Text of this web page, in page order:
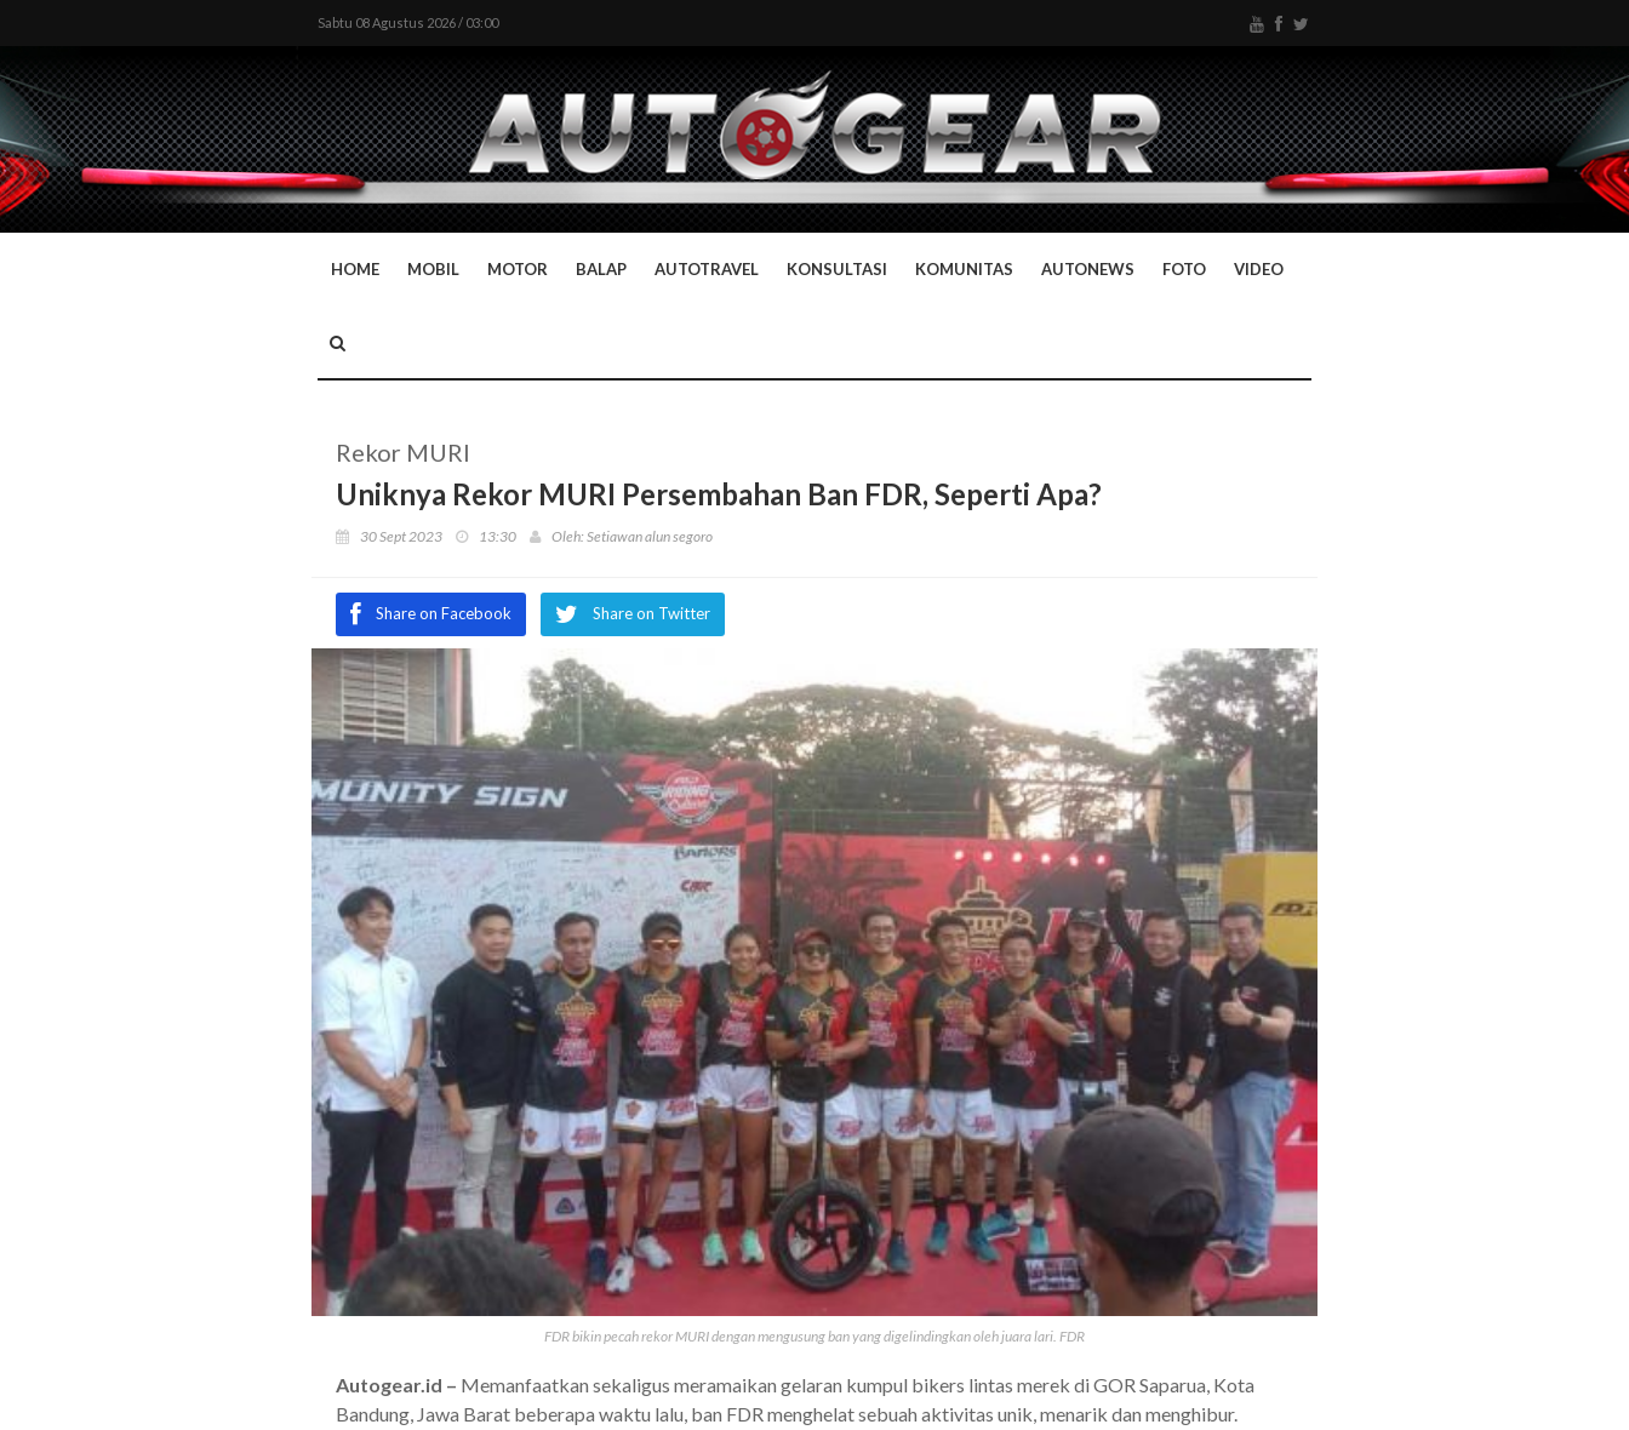
Sabtu 08 Agustus 2026 / 03:00
HOME MOBIL MOTOR BALAP AUTOTRAVEL KONSULTASI KOMUNITAS AUTONEWS FOTO VIDEO
Rekor MURI
Uniknya Rekor MURI Persembahan Ban FDR, Seperti Apa?
30 Sept 2023 13:30 Oleh: Setiawan alun segoro
Share on Facebook Share on Twitter
FDR bikin pecah rekor MURI dengan mengusung ban yang digelindingkan oleh juara lari. FDR
Autogear.id – Memanfaatkan sekaligus meramaikan gelaran kumpul bikers lintas merek di GOR Saparua, Kota
Bandung, Jawa Barat beberapa waktu lalu, ban FDR menghelat sebuah aktivitas unik, menarik dan menghibur.